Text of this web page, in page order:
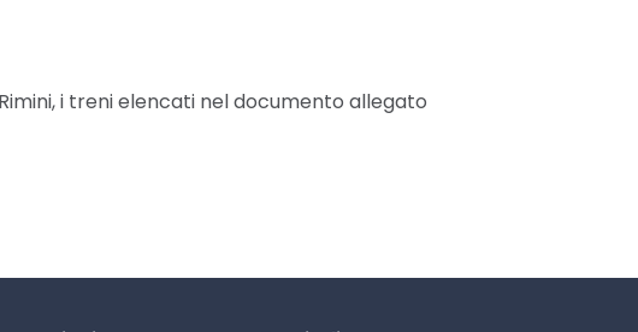
i treni elencati nel documento allegato